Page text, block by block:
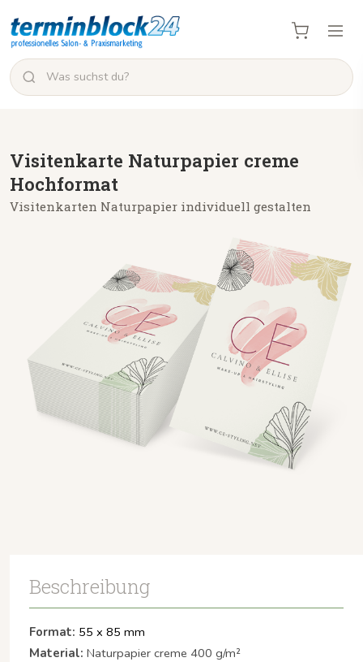
Visitenkarte Naturpapier creme
Hochformat
Visitenkarten Naturpapier individuell gestalten
Beschreibung
Format: 55 x 85 mm
Material: Naturpapier creme 400 g/m²